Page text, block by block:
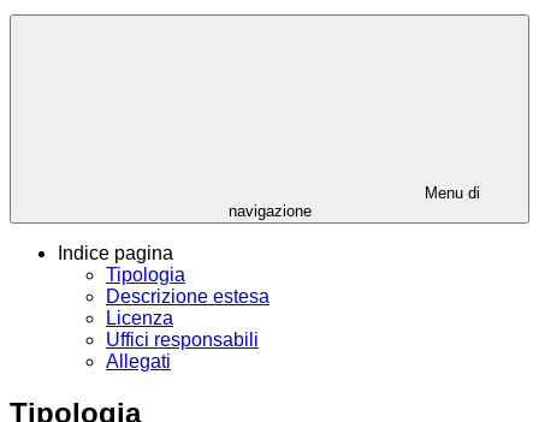
Menu di
navigazione
Indice pagina
Tipologia
Descrizione estesa
Licenza
Uffici responsabili
Allegati
Tipologia